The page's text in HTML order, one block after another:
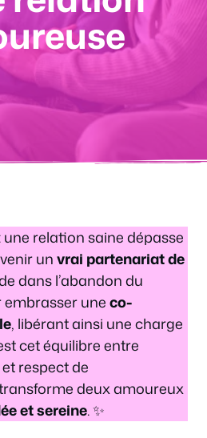
une relation saine dépasse
unvrai partenariat de
dans l’abandon du
embrasser uneco-
, libérant ainsi une charge
cet équilibre entre
respect de
deux amoureux
et sereine. ✨